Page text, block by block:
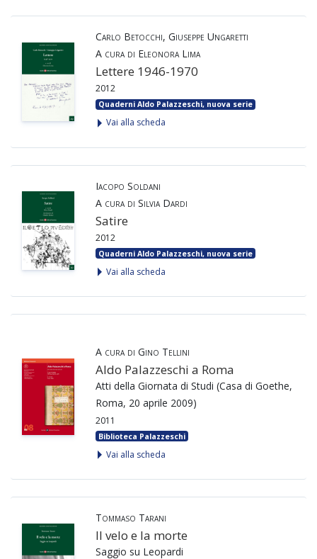
Carlo Betocchi, Giuseppe Ungaretti
A cura di Eleonora Lima
Lettere 1946-1970
2012
Quaderni Aldo Palazzeschi, nuova serie
Vai alla scheda
Iacopo Soldani
A cura di Silvia Dardi
Satire
2012
Quaderni Aldo Palazzeschi, nuova serie
Vai alla scheda
A cura di Gino Tellini
Aldo Palazzeschi a Roma
Atti della Giornata di Studi (Casa di Goethe,
Roma, 20 aprile 2009)
2011
Biblioteca Palazzeschi
Vai alla scheda
Tommaso Tarani
Il velo e la morte
Saggio su Leopardi